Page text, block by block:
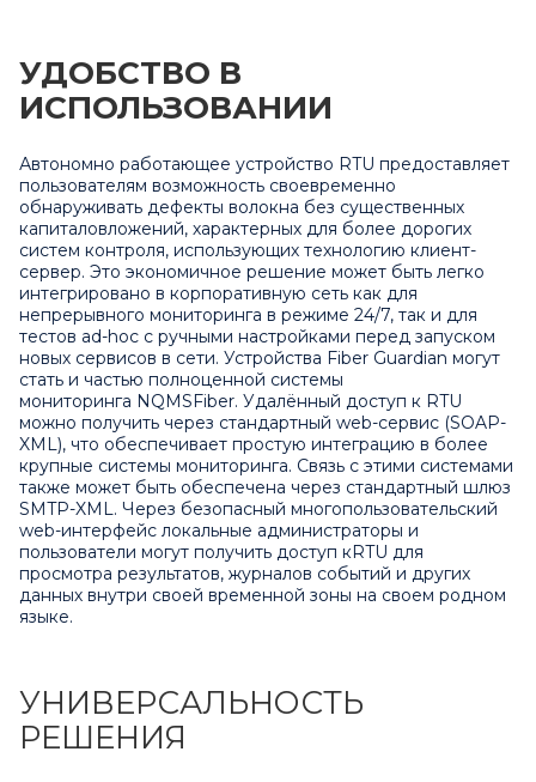
УДОБСТВО В
ИСПОЛЬЗОВАНИИ
Автономно работающее устройство RTU предоставляет
пользователям возможность своевременно
обнаруживать дефекты волокна без существенных
капиталовложений, характерных для более дорогих
систем контроля, использующих технологию клиент-
сервер. Это экономичное решение может быть легко
интегрировано в корпоративную сеть как для
непрерывного мониторинга в режиме 24/7, так и для
тестов ad-hoc с ручными настройками перед запуском
новых сервисов в сети. Устройства Fiber Guardian могут
стать и частью полноценной системы
мониторинга NQMSFiber. Удалённый доступ к RTU
можно получить через стандартный web-сервис (SOAP-
XML), что обеспечивает простую интеграцию в более
крупные системы мониторинга. Связь с этими системами
также может быть обеспечена через стандартный шлюз
SMTP-XML. Через безопасный многопользовательский
web-интерфейс локальные администраторы и
пользователи могут получить доступ кRTU для
просмотра результатов, журналов событий и других
данных внутри своей временной зоны на своем родном
языке.
УНИВЕРСАЛЬНОСТЬ
РЕШЕНИЯ